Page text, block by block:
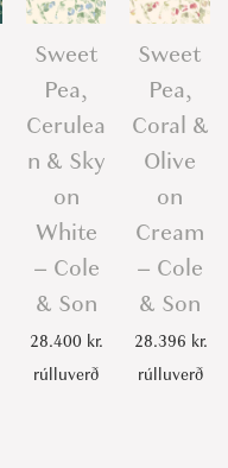
Sweet
Pea,
Cerulea
n & Sky
on
White
– Cole
& Son
28.400 kr.
rúlluverð
Sweet
Pea,
Coral &
Olive
on
Cream
– Cole
& Son
28.396 kr.
rúlluverð